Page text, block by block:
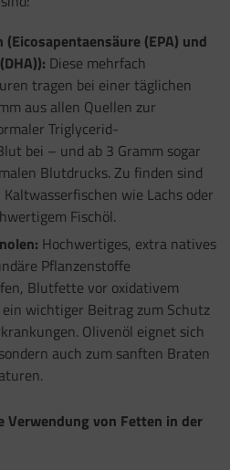
(EPA) und
: Diese mehrfach
tragen bei einer täglichen
aus allen Quellen zur
Triglycerid-
bei – und ab 3 Gramm sogar
Blutdrucks. Zu finden sind
wie Lachs oder
Fischöl.
Hochwertiges, extra natives
Pflanzenstoffe
Blutfette vor oxidativem
wichtiger Beitrag zum Schutz
Olivenöl eignet sich
auch zum sanften Braten
von Fetten in der